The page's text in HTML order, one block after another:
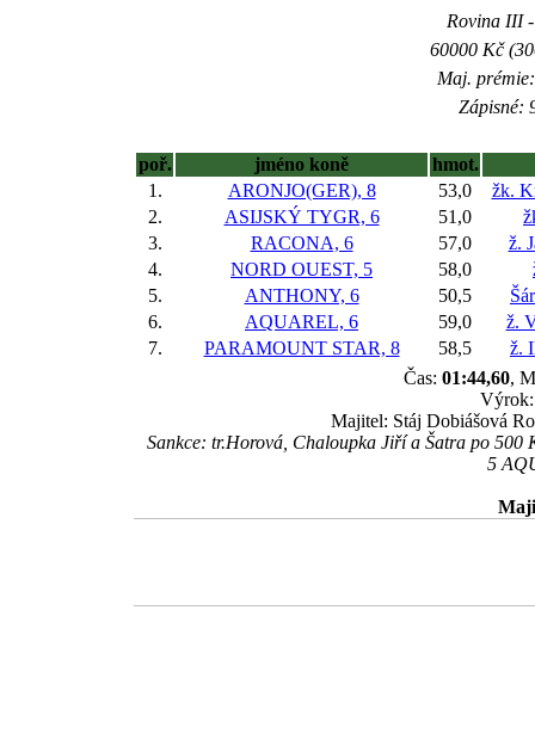
Rovina III
60000 Kč
Maj.
Zápisné:
poř. jméno koně
hmot.
1.
ARONJO(GER), 8 53,0
žk.
2.
ASIJSKÝ TYGR, 6 51,0
3.
RACONA, 6 57,0
ž.
4.
NORD OUEST, 5 58,0
5.
ANTHONY, 6 50,5
6.
AQUAREL, 6 59,0
ž.
7.
PARAMOUNT STAR, 8 58,5
ž.
Čas: 01:44,60,
Výrok:
Majitel: Stáj Dobiášová
Sankce: tr.Horová, Chaloupka Jiří a Šatra po 500
5